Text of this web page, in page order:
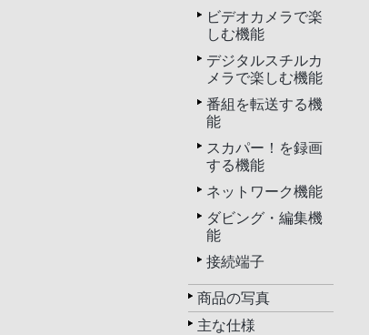
ビデオカメラで楽
しむ機能
デジタルスチルカ
メラで楽しむ機能
番組を転送する機
能
スカパー！を録画
する機能
ネットワーク機能
ダビング・編集機
能
接続端子
商品の写真
主な仕様